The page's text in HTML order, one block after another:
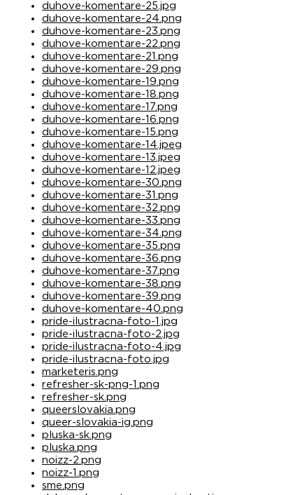
duhove-komentare-25.jpg
duhove-komentare-24.png
duhove-komentare-23.png
duhove-komentare-22.png
duhove-komentare-21.png
duhove-komentare-29.png
duhove-komentare-19.png
duhove-komentare-18.png
duhove-komentare-17.png
duhove-komentare-16.png
duhove-komentare-15.png
duhove-komentare-14.jpeg
duhove-komentare-13.jpeg
duhove-komentare-12.jpeg
duhove-komentare-30.png
duhove-komentare-31.png
duhove-komentare-32.png
duhove-komentare-33.png
duhove-komentare-34.png
duhove-komentare-35.png
duhove-komentare-36.png
duhove-komentare-37.png
duhove-komentare-38.png
duhove-komentare-39.png
duhove-komentare-40.png
pride-ilustracna-foto-1.jpg
pride-ilustracna-foto-2.jpg
pride-ilustracna-foto-4.jpg
pride-ilustracna-foto.jpg
marketeris.png
refresher-sk-png-1.png
refresher-sk.png
queerslovakia.png
queer-slovakia-ig.png
pluska-sk.png
pluska.png
noizz-2.png
noizz-1.png
sme.png